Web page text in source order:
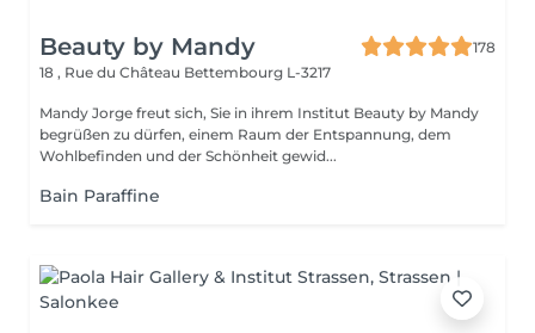
Beauty by Mandy
178
18 , Rue du Château Bettembourg L-3217
Mandy Jorge freut sich, Sie in ihrem Institut Beauty by Mandy
begrüßen zu dürfen, einem Raum der Entspannung, dem
Wohlbefinden und der Schönheit gewid...
Bain Paraffine